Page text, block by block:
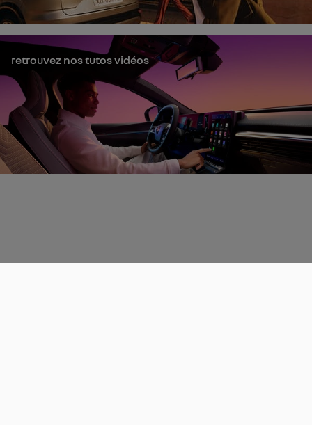
retrouvez nos tutos vidéos